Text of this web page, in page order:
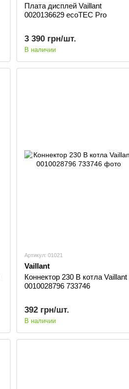
Плата дисплей Vaillant
0020136629 ecoTEC Pro
3 390 грн/шт.
В наличии
Артикул: 01021
Vaillant
Коннектор 230 В котла Vaillant
0010028796 733746
392 грн/шт.
В наличии